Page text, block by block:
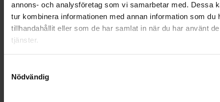
annons- och analysföretag som vi samarbetar med. Dessa
tur kombinera informationen med annan information som du
tillhandahållit eller som de har samlat in när du har använt
tjänster.
Nödvändig
SAMARBETEN